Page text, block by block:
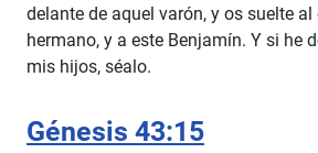
delante de aquel varón, y os suelte
hermano, y a este Benjamín. Y si he
mis hijos, séalo.
Génesis 43:15